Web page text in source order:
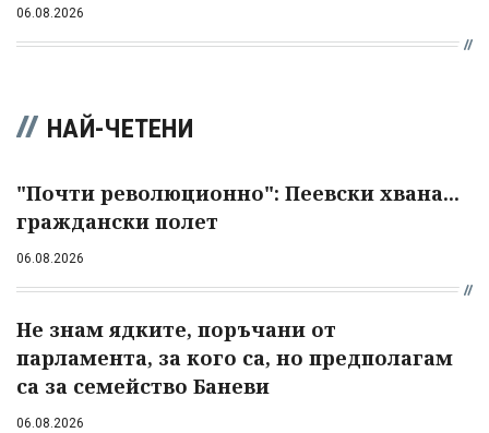
06.08.2026
НАЙ-ЧЕТЕНИ
"Почти революционно": Пеевски хвана...
граждански полет
06.08.2026
Не знам ядките, поръчани от
парламента, за кого са, но предполагам
са за семейство Баневи
06.08.2026